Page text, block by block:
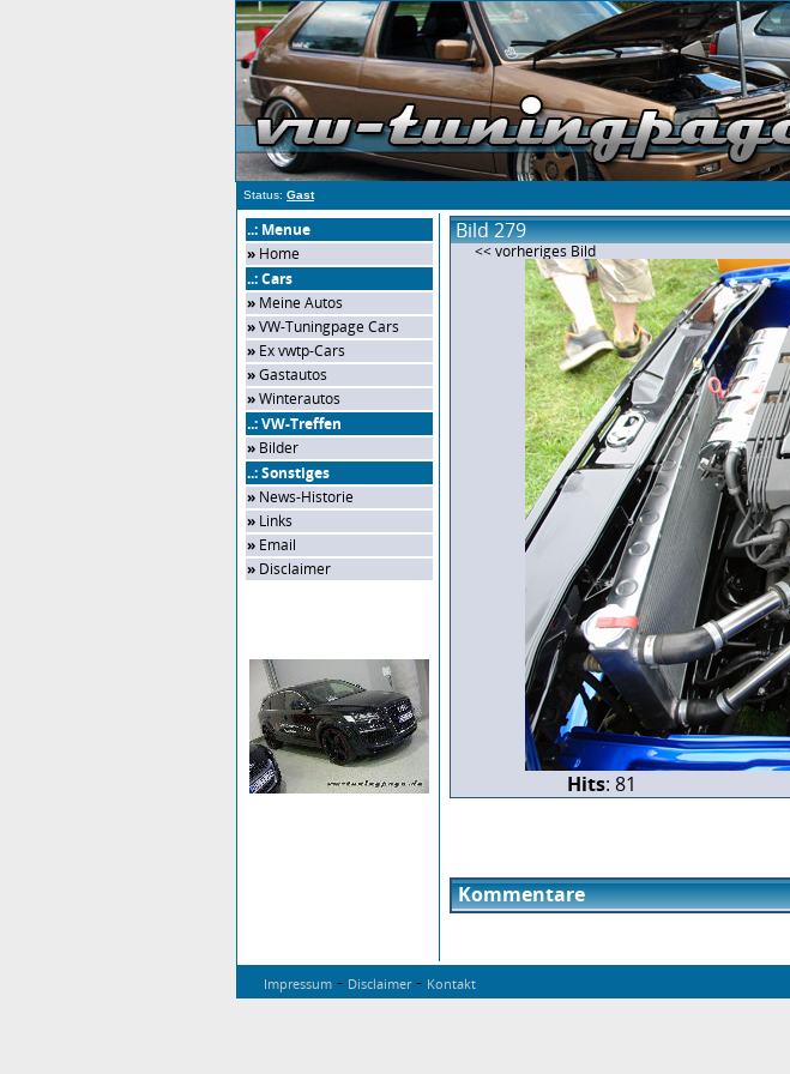
Status: Gast
..: Menue
» Home
..: Cars
» Meine Autos
»VW-Tuningpage Cars
» Ex vwtp-Cars
»Gastautos
»Winterautos
..: VW-Treffen
» Bilder
..: Sonstiges
» News-Historie
» Links
» Email
» Disclaimer
Bild 279
<< vorheriges Bild
Hits: 81
Kommentare
Impressum - Disclaimer- Kontakt